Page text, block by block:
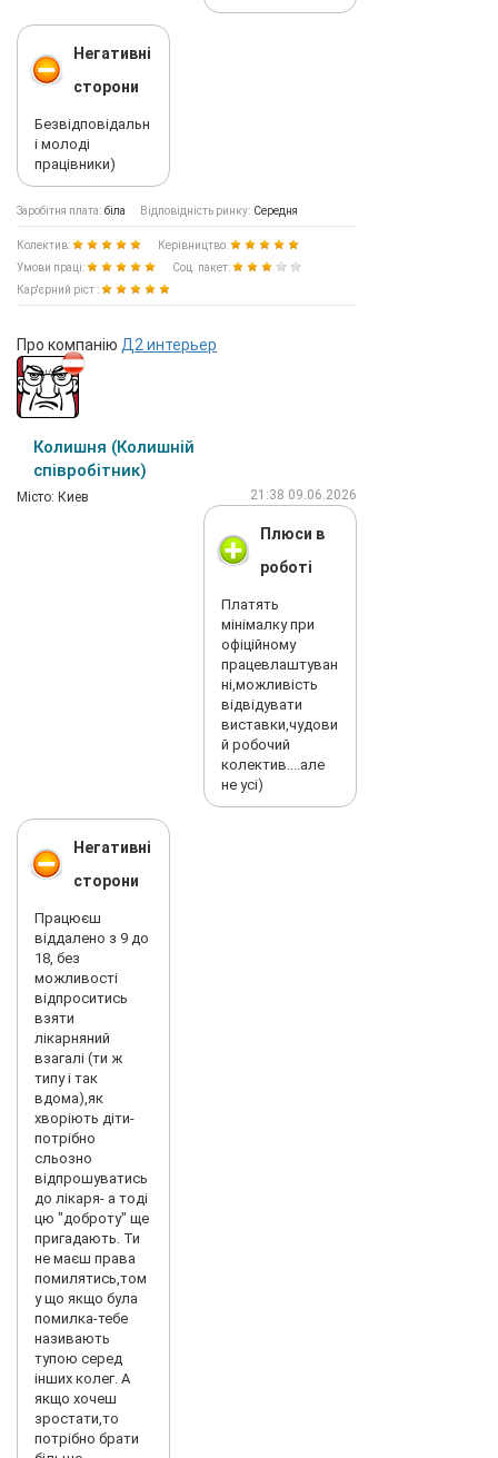
Негативні
сторони
Безвідповідальн
і молоді
працівники)
Заробітня плата: біла Відповідність ринку: Середня
Колектив:
Керівництво:
Умови праці:
Соц. пакет:
Кар'єрний ріст :
Про компанію Д2 интерьер
Колишня (Колишній
співробітник)
Мiсто: Киев 21:38 09.06.2026
Плюси в
роботі
Платять
мінімалку при
офіційному
працевлаштуван
ні,можливість
відвідувати
виставки,чудови
й робочий
колектив....але
не усі)
Негативні
сторони
Працюєш
віддалено з 9 до
18, без
можливості
відпроситись
взяти
лікарняний
взагалі (ти ж
типу і так
вдома),як
хворіють діти-
потрібно
сльозно
відпрошуватись
до лікаря- а тоді
цю "доброту" ще
пригадають. Ти
не маєш права
помилятись,том
у що якщо була
помилка-тебе
називають
тупою серед
інших колег. А
якщо хочеш
зростати,то
потрібно брати